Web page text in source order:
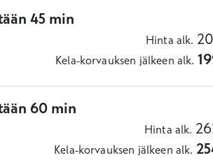
45 min
Hinta alk.
Kela-korvauksen jälkeen alk.
60 min
Hinta alk.
Kela-korvauksen jälkeen alk.